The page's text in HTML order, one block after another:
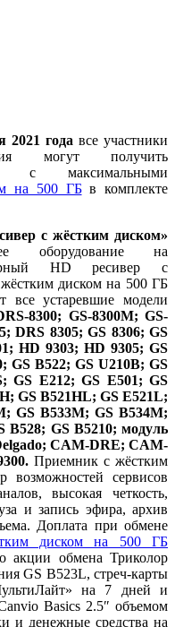
2021 года все участники
могут получить
с максимальными
на 500 ГБв комплекте
с жёстким диском»
оборудование на
HD ресивер с
диском на 500 ГБ
все устаревшие модели
8300; GS-8300M; GS-
DRS 8305; GS 8306; GS
HD 9303; HD 9305; GS
GS B522; GS U210B; GS
GS E212; GS E501; GS
GS B521HL; GS E521L;
GS B533M; GS B534M;
B528; GS B5210; модуль
CAM-DRE; CAM-
. Приемник с жёстким
возможностей сервисов
высокая четкость,
и запись эфира, архив
Доплата при обмене
диском на 500 ГБ
акции обмена Триколор
GS B523L, стреч-карты
на 7 дней и
Basics 2.5″ объемом
и денежные средства на